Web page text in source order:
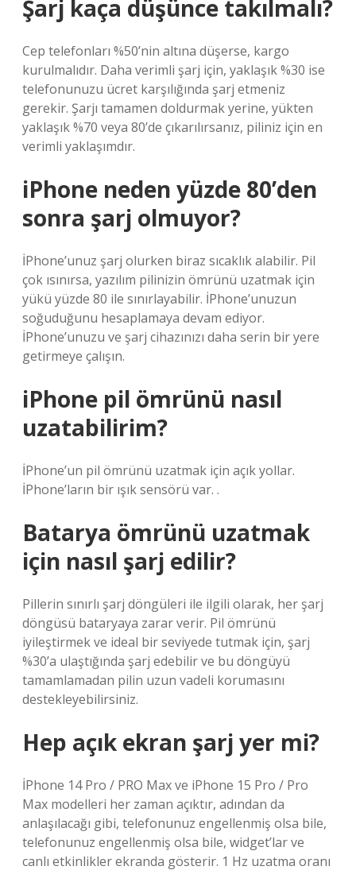
Şarj kaça düşünce takılmalı?
Cep telefonları %50’nin altına düşerse, kargo
kurulmalıdır. Daha verimli şarj için, yaklaşık %30 ise
telefonunuzu ücret karşılığında şarj etmeniz
gerekir. Şarjı tamamen doldurmak yerine, yükten
yaklaşık %70 veya 80’de çıkarılırsanız, piliniz için en
verimli yaklaşımdır.
iPhone neden yüzde 80’den
sonra şarj olmuyor?
İPhone’unuz şarj olurken biraz sıcaklık alabilir. Pil
çok ısınırsa, yazılım pilinizin ömrünü uzatmak için
yükü yüzde 80 ile sınırlayabilir. İPhone’unuzun
soğuduğunu hesaplamaya devam ediyor.
İPhone’unuzu ve şarj cihazınızı daha serin bir yere
getirmeye çalışın.
iPhone pil ömrünü nasıl
uzatabilirim?
İPhone’un pil ömrünü uzatmak için açık yollar.
İPhone’ların bir ışık sensörü var. .
Batarya ömrünü uzatmak
için nasıl şarj edilir?
Pillerin sınırlı şarj döngüleri ile ilgili olarak, her şarj
döngüsü bataryaya zarar verir. Pil ömrünü
iyileştirmek ve ideal bir seviyede tutmak için, şarj
%30’a ulaştığında şarj edebilir ve bu döngüyü
tamamlamadan pilin uzun vadeli korumasını
destekleyebilirsiniz.
Hep açık ekran şarj yer mi?
İPhone 14 Pro / PRO Max ve iPhone 15 Pro / Pro
Max modelleri her zaman açıktır, adından da
anlaşılacağı gibi, telefonunuz engellenmiş olsa bile,
telefonunuz engellenmiş olsa bile, widget’lar ve
canlı etkinlikler ekranda gösterir. 1 Hz uzatma oranı